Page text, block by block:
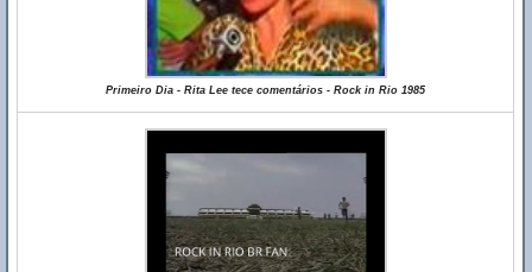
Primeiro Dia - Rita Lee tece comentários - Rock in Rio 1985